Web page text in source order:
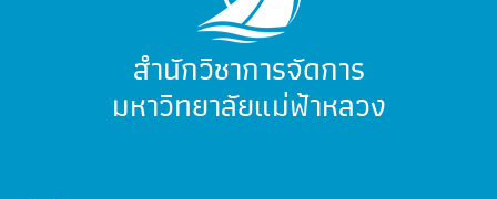
สำนักวิชาการจัดการ
มหาวิทยาลัยแม่ฟ้าหลวง